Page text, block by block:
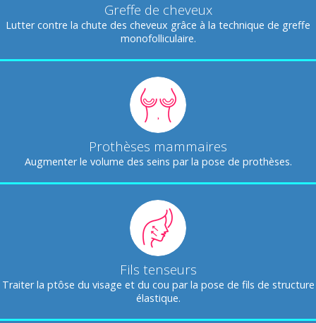
Greffe de cheveux
Lutter contre la chute des cheveux grâce à la technique de greffe
monofolliculaire.
Prothèses mammaires
Augmenter le volume des seins par la pose de prothèses.
Fils tenseurs
Traiter la ptôse du visage et du cou par la pose de fils de structure
élastique.